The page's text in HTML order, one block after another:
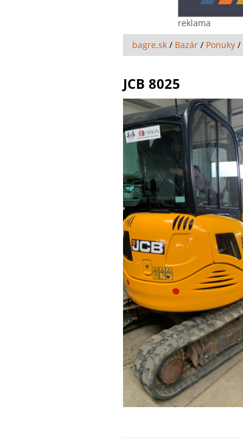
reklama
bagre.sk / Bazár / Ponuky /
JCB 8025